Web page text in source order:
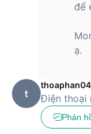
để
ạ.
t Điện thoại
Phản